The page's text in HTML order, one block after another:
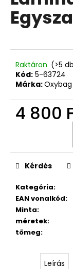
5-
ből
Raktáron (>5
Kód: 5-63724
Márka:Oxybag
4 800
Kategória:
EAN vonalkód:
Minta:
méretek:
tömeg:
Kérdés
Leírás
á
n
u
SCOOLER
ELETRIC
19
490
Ft